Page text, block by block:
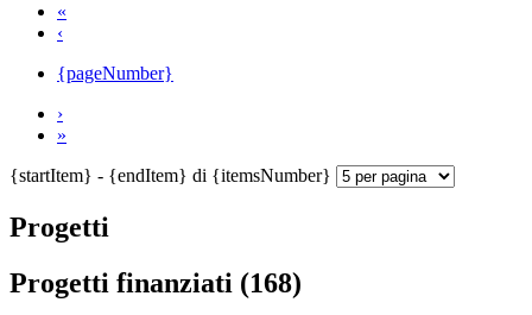
«
‹
{pageNumber}
›
»
{startItem} - {endItem} di {itemsNumber}
Progetti
Progetti finanziati (168)